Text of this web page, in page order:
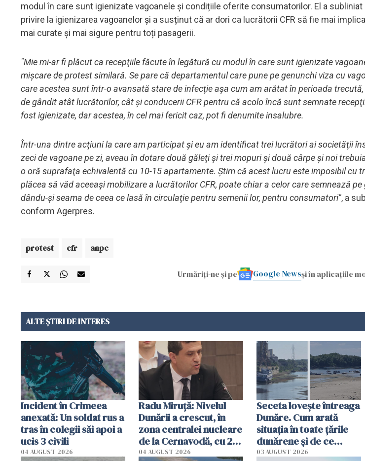
modul în care sunt igienizate vagoanele și condițiile oferite consumatorilor. El a
privire la igienizarea vagoanelor și a susținut că ar dori ca lucrătorii CFR să fie mai
mai curate și mai sigure pentru toți pasagerii.
"Mie mi-ar fi plăcut ca recepţiile făcute în legătură cu modul în care sunt igienizate
mişcare de protest similară. Se pare că departamentul care pune pe genunchi viza cu
care acestea sunt într-o avansată stare de infecţie aşa cum am arătat în perioada
de gândit atât lucrătorilor, cât şi conducerii CFR pentru că acolo încă sunt semnate
fost igienizate, dar acestea, în cel mai fericit caz, pot fi denumite insalubre.
Într-una dintre acţiuni la care am participat şi eu am identificat trei lucrători ai societăţii
zeci de vagoane pe zi, aveau în dotare două găleţi şi trei mopuri şi două cârpe şi noi
o oră suprafaţa echivalentă cu 10-15 apartamente. Ştim că acest lucru este imposibil cu
plăcea să văd aceeaşi mobilizare a lucrătorilor CFR, poate chiar a celor care semnează
dându-şi seama de ceea ce lasă în circulaţie pentru semenii lor, pentru consumatori", a
conform Agerpres.
protest cfr anpc
Urmăriți-ne și pe Google Newsși în aplicațiile
ALTE ȘTIRI DE INTERES
Incident în Crimeea
anexată: Un soldat rus a
tras în colegii săi apoi a
ucis 3 civili
04 AUGUST 2026
Radu Miruţă: Nivelul
Dunării a crescut, în
zona centralei nucleare
de la Cernavodă, cu 2
cm faţă de ziua trecută
04 AUGUST 2026
Seceta lovește întreaga
Dunăre. Cum arată
situația în toate țările
dunărene și de ce
România resimte
03 AUGUST 2026